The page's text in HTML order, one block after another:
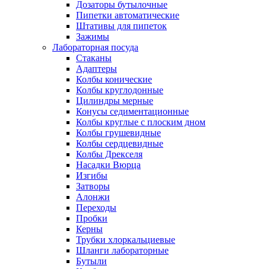
Дозаторы бутылочные
Пипетки автоматические
Штативы для пипеток
Зажимы
Лабораторная посуда
Стаканы
Адаптеры
Колбы конические
Колбы круглодонные
Цилиндры мерные
Конусы седиментационные
Колбы круглые с плоским дном
Колбы грушевидные
Колбы сердцевидные
Колбы Дрекселя
Насадки Вюрца
Изгибы
Затворы
Алонжи
Переходы
Пробки
Керны
Трубки хлоркальциевые
Шланги лабораторные
Бутыли